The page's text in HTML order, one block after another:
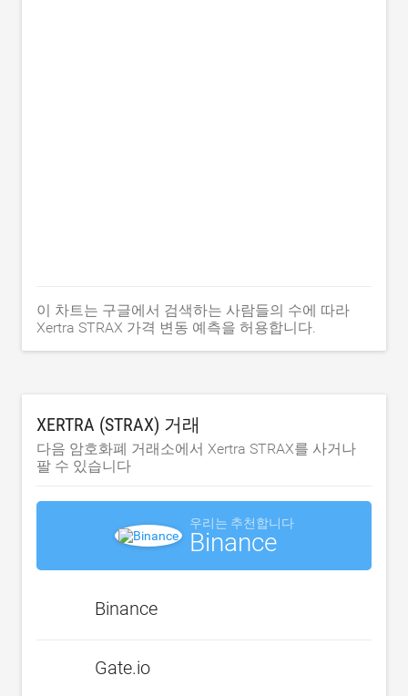
이 차트는 구글에서 검색하는 사람들의 수에 따라
Xertra STRAX 가격 변동 예측을 허용합니다.
XERTRA (STRAX) 거래
다음 암호화폐 거래소에서 Xertra STRAX를 사거나
팔 수 있습니다
우리는 추천합니다
Binance
Binance
Gate.io